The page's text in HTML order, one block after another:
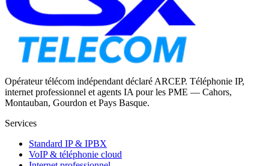
Opérateur télécom indépendant déclaré ARCEP. Téléphonie IP,
internet professionnel et agents IA pour les PME — Cahors,
Montauban, Gourdon et Pays Basque.
Services
Standard IP & IPBX
VoIP & téléphonie cloud